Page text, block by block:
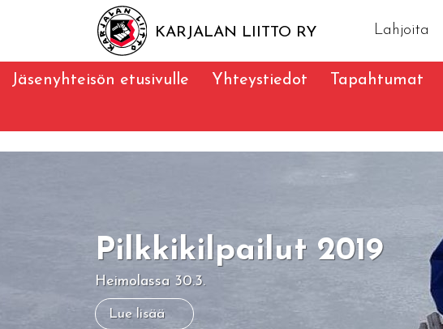
KARJALAN LIITTO RY Lahjoita
Jäsenyhteisön etusivulle Yhteystiedot Tapahtumat
Pilkkikilpailut 2019
Heimolassa 30.3.
Lue lisää